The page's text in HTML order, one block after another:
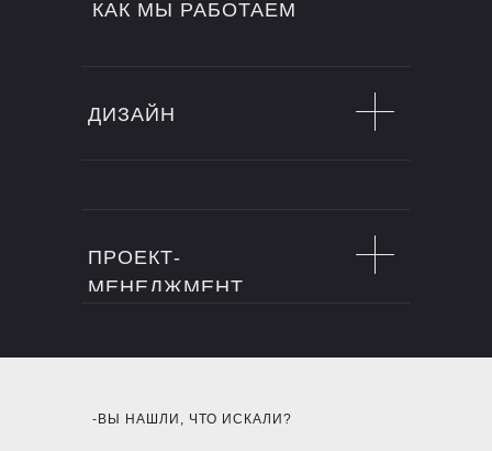
КАК МЫ РАБОТАЕМ
ДИЗАЙН
ПРОЕКТ-
МЕНЕДЖМЕНТ
-ВЫ НАШЛИ, ЧТО ИСКАЛИ?